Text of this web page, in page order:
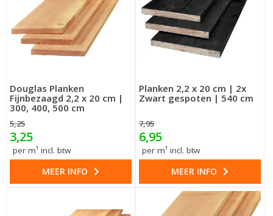
Douglas Planken
Fijnbezaagd 2,2 x 20 cm |
300, 400, 500 cm
5,25
3,25
per m¹ incl. btw
MEER INFO
Planken 2,2 x 20 cm | 2x
Zwart gespoten | 540 cm
7,95
6,95
per m¹ incl. btw
MEER INFO